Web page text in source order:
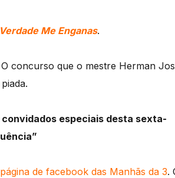
Me Enganas.
concurso que o mestre Herman
convidados especiais desta sexta-
página de facebook das Manhãs da 3.